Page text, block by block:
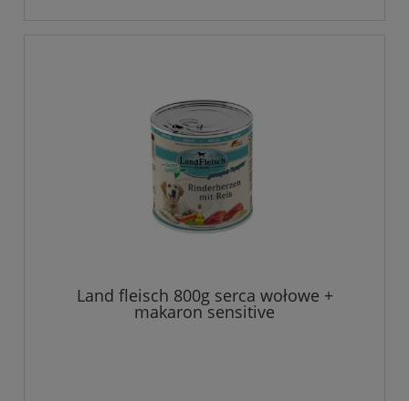
Land fleisch 800g serca wołowe +
makaron sensitive